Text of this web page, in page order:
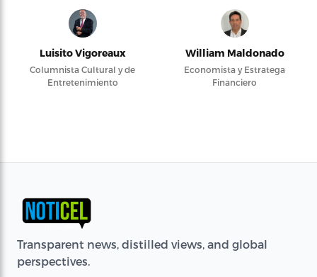
Luisito Vigoreaux
Columnista Cultural y de
Entretenimiento
William Maldonado
Economista y Estratega
Financiero
Transparent news, distilled views, and global
perspectives.